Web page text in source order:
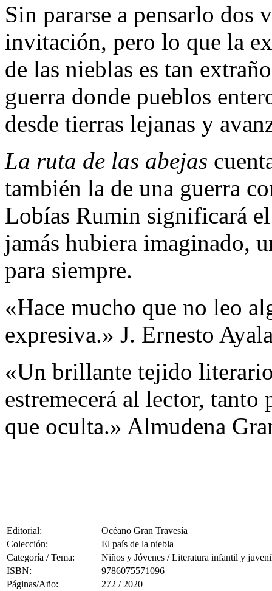
Sin pararse a pensarlo dos
invitación, pero lo que la
de las nieblas es tan
guerra donde pueblos
desde tierras lejanas y
La ruta de las abejas
también la de una guerra
Lobías Rumin significará
jamás hubiera imaginado,
para siempre.
«Hace mucho que no leo
expresiva.» J. Ernesto
«Un brillante tejido
estremecerá al lector,
que oculta.» Almudena
Editorial:
Océano Gran Travesía
Colección:
El país de la niebla
Categoría / Tema:
Niños y Jóvenes / Literatura infantil y
ISBN:
9786075571096
Páginas/Año:
272 / 2020